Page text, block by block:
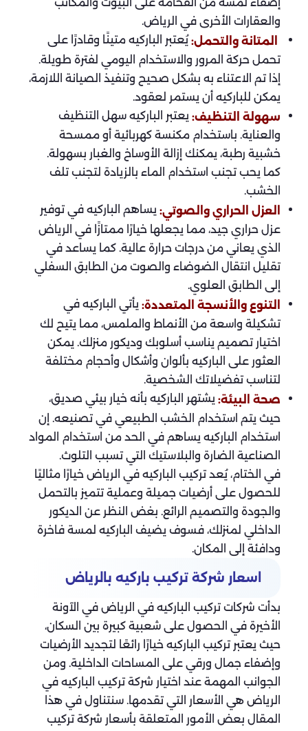
والعقارات الأخرى في الرياض.
المتانة والتحمل:يُعتبر الباركيه متينًا وقادرًا على
تحمل حركة المرور والاستخدام اليومي لفترة طويلة.
إذا تم الاعتناء به بشكل صحيح وتنفيذ الصيانة اللازمة،
يمكن للباركيه أن يستمر لعقود.
سهولة التنظيف: يعتبر الباركيه سهل التنظيف
والعناية. باستخدام مكنسة كهربائية أو ممسحة
خشبية رطبة، يمكنك إزالة الأوساخ والغبار بسهولة.
كما يحب تجنب استخدام الماء بالزيادة لتجنب تلف
الخشب.
العزل الحراري والصوتي: يساهم الباركيه في توفير
عزل حراري جيد، مما يجعلها خيارًا ممتازًا في الرياض
الذي يعاني من درجات حرارة عالية. كما يساعد في
تقليل انتقال الضوضاء والصوت من الطابق السفلي
إلى الطابق العلوي.
التنوع والأنسجة المتعددة: يأتي الباركيه في
تشكيلة واسعة من الأنماط والملمس، مما يتيح لك
اختيار تصميم يناسب أسلوبك وديكور منزلك. يمكن
العثور على الباركيه بألوان وأشكال وأحجام مختلفة
لتناسب تفضيلاتك الشخصية.
صحة البيئة: يشتهر الباركيه بأنه خيار بيئي صديق،
حيث يتم استخدام الخشب الطبيعي في تصنيعه. إن
استخدام الباركيه يساهم في الحد من استخدام المواد
الصناعية الضارة والبلاستيك التي تسبب التلوث.
في الختام، يُعد تركيب الباركيه في الرياض خيارًا مثاليًا
للحصول على أرضيات جميلة وعملية تتميز بالتحمل
والجودة والتصميم الرائع. بغض النظر عن الديكور
الداخلي لمنزلك، فسوف يضيف الباركيه لمسة فاخرة
ودافئة إلى المكان.
اسعار شركة تركيب باركيه بالرياض
بدأت شركات تركيب الباركيه في الرياض في الآونة
الأخيرة في الحصول على شعبية كبيرة بين السكان،
حيث يعتبر تركيب الباركيه خيارًا رائعًا لتجديد الأرضيات
وإضفاء جمال ورقي على المساحات الداخلية. ومن
الجوانب المهمة عند اختيار شركة تركيب الباركيه في
الرياض هي الأسعار التي تقدمها. سنتناول في هذا
المقال بعض الأمور المتعلقة بأسعار شركة تركيب